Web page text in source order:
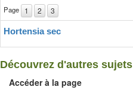
Page 1 2 3
Hortensia sec
Découvrez d'autres sujets
Accéder à la page